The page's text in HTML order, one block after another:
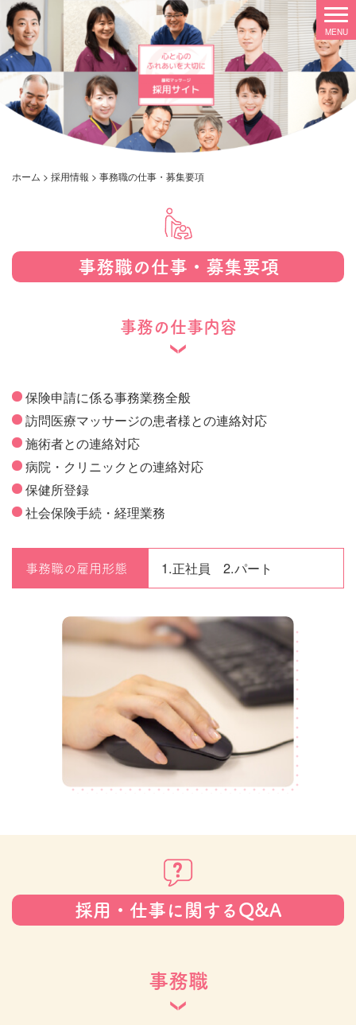
ホーム > 採用情報 > 事務職の仕事・募集要項
事務職の仕事・募集要項
事務の仕事内容
保険申請に係る事務業務全般
訪問医療マッサージの患者様との連絡対応
施術者との連絡対応
病院・クリニックとの連絡対応
保健所登録
社会保険手続・経理業務
事務職の雇用形態 1.正社員 2.パート
採用・仕事に関するQ&A
事務職